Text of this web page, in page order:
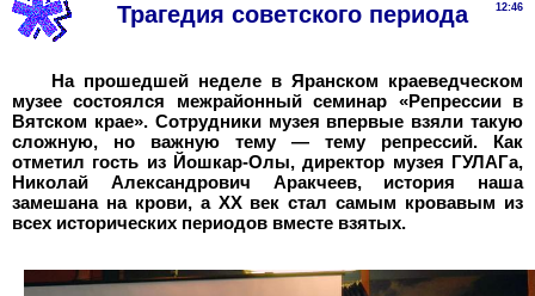
12:46
Трагедия советского периода
На прошедшей неделе в Яранском краеведческом
музее состоялся межрайонный семинар «Репрессии в
Вятском крае». Сотрудники музея впервые взяли такую
сложную, но важную тему — тему репрессий. Как
отметил гость из Йошкар-Олы, директор музея ГУЛАГа,
Николай Александрович Аракчеев, история наша
замешана на крови, а XX век стал самым кровавым из
всех исторических периодов вместе взятых.